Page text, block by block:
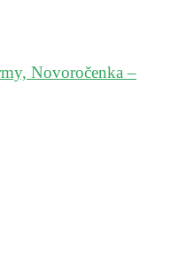
Novoročenka –